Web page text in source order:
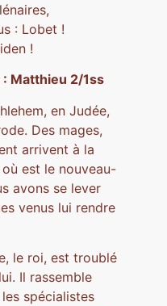
: Lobet !
!
Matthieu 2/1ss
en Judée,
Des mages,
arrivent à la
est le nouveau-
avons se lever
venus lui rendre
le roi, est troublé
Il rassemble
spécialistes